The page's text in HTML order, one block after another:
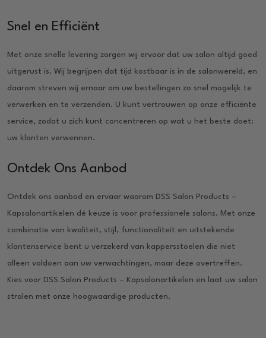
Snel en Efficiënt
Met onze snelle levering zorgen wij ervoor dat uw salon altijd goed
uitgerust is. Wij begrijpen dat tijd kostbaar is in de salonwereld, en
daarom streven wij ernaar om uw bestellingen zo snel mogelijk te
verwerken en te verzenden. U kunt vertrouwen op onze efficiënte
service, zodat u zich kunt concentreren op wat u het beste doet:
uw klanten verwennen.
Ontdek Ons Aanbod
Ontdek ons aanbod en ervaar waarom DSS Salon Products –
Kapsalonartikelen dé keuze is voor professionele salons. Met onze
combinatie van kwaliteit, stijl, functionaliteit en uitstekende
klantenservice bent u verzekerd van kappersstoelen die niet
alleen voldoen aan uw verwachtingen, maar deze overtreffen.
Kies voor DSS Salon Products – Kapsalonartikelen en laat uw salon
stralen met onze hoogwaardige producten.